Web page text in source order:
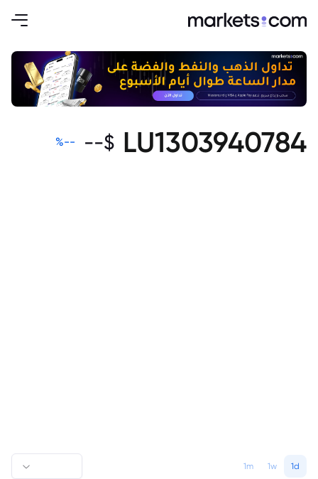
LU1303940784
$
--
--
%
1d
1w
1m